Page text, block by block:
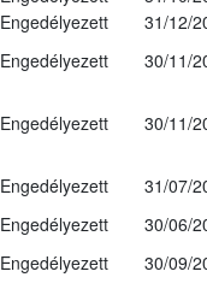
Engedélyezett
31/12/
Engedélyezett
30/11/
Engedélyezett 30/11/
Engedélyezett
31/07/
Engedélyezett
30/06/
Engedélyezett 30/09/